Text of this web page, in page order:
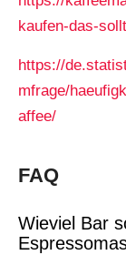
kaufen-das-
https://
mfrage/
affee/
FAQ
Wieviel Bar